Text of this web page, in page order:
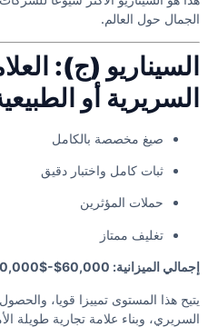
الجمال حول العالم.
السيناريو (ج):
السريرية أو
صيغ مخصصة بالكامل
ثبات كامل واختبار دقيق
حملات المؤثرين
تغليف ممتاز
إجمالي الميزانية: 60,000$-$150,000+ دولار أمريكي
يتيح هذا المستوى تمييزا قويا،
السريري، وبناء علامة تجارية طويلة